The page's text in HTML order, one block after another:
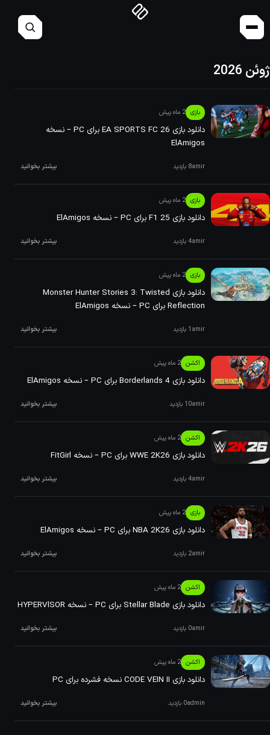
ژوئن 2026
بازی 2 ماه پیش
دانلود بازی EA SPORTS FC 26 برای PC – نسخه
ElAmigos
amir8 بازدید بیشتر بخوانید
بازی 2 ماه پیش
دانلود بازی F1 25 برای PC – نسخه ElAmigos
amir4 بازدید بیشتر بخوانید
بازی 2 ماه پیش
دانلود بازی Monster Hunter Stories 3: Twisted
Reflection برای PC – نسخه ElAmigos
amir1 بازدید بیشتر بخوانید
اکشن 2 ماه پیش
دانلود بازی Borderlands 4 برای PC – نسخه ElAmigos
amir10 بازدید بیشتر بخوانید
اکشن 2 ماه پیش
دانلود بازی WWE 2K26 برای PC – نسخه FitGirl
amir4 بازدید بیشتر بخوانید
بازی 2 ماه پیش
دانلود بازی NBA 2K26 برای PC – نسخه ElAmigos
amir2 بازدید بیشتر بخوانید
اکشن 2 ماه پیش
دانلود بازی Stellar Blade برای PC – نسخه HYPERVlSOR
amir0 بازدید بیشتر بخوانید
اکشن 2 ماه پیش
دانلود بازی CODE VEIN II نسخه فشرده برای PC
admin0 بازدید بیشتر بخوانید